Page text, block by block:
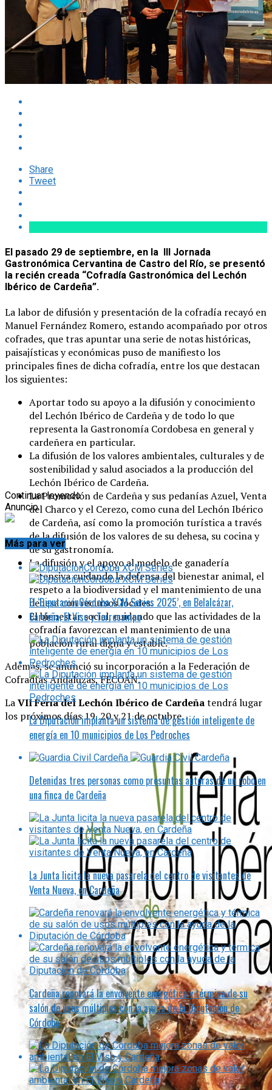
Share
Tweet
El pasado 29 de septiembre, en la III Jornada
Gastronómica Cervantina de Castro del Río, se presentó
la recién creada “Cofradía Gastronómica del Lechón
Ibérico de Cardeña”.
La labor de difusión y presentación de la cofradía recayó en
Manuel Fernández Romero, estando acompañado por otros
cofrades, que tras apuntar una serie de notas históricas,
paisajísticas y económicas puso de manifiesto los
principales fines de dicha cofradía, entre los que destacan
los siguientes:
Aportar todo su apoyo a la difusión y conocimiento
del Lechón Ibérico de Cardeña y de todo lo que
representa la Gastronomía Cordobesa en general y
cardeñera en particular.
La difusión de los valores ambientales, culturales y de
sostenibilidad y salud asociados a la producción del
Lechón Ibérico de Cardeña.
La Promoción de Cardeña y sus pedanías Azuel, Venta
del Charco y el Cerezo, como cuna del Lechón Ibérico
de Cardeña, así como la promoción turística a través
de la difusión de los valores de su dehesa, su cocina y
de su gastronomía.
La difusión y el apoyo al modelo de ganadería
extensiva cuidando la defensa del bienestar animal, el
respeto a la biodiversidad y el mantenimiento de una
dehesa con recursos locales.
El bienestar social, cuidando que las actividades de la
cofradía favorezcan el mantenimiento de una
población rural digna y estable.
Además, se anunció su incorporación a la Federación de
Cofradías Andaluzas, FECOAN.
LaVII Feria del Lechón Ibérico de Cardeñatendrá lugar
los próximos días 19, 20 y 21 de octubre.
Continuar leyendo
Anuncio
Más para ver
El ‘DiputaciónCórdoba XCM Series 2025’, en Belalcázar,
Cardeña, El Viso y Torrecampo
La Diputación implanta un sistema de gestión inteligente de
energía en 10 municipios de Los Pedroches
Detenidas tres personas como presuntas autoras de un robo en
una finca de Cardeña
La Junta licita la nueva pasarela del centro de visitantes de
Venta Nueva, en Cardeña
Cardeña renovará la envolvente energética y térmica de su
salón de usos múltiples con la ayuda de la Diputación de
Córdoba